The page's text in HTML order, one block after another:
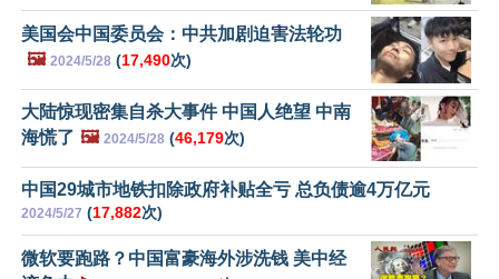
美国会中国委员会：中共加剧迫害法轮功
🖼️ 2024/5/28 (17,490次)
大陆惊现密集自杀大事件 中国人绝望 中南
海慌了 🖼️ 2024/5/28 (46,179次)
中国29城市地铁扣除政府补贴全亏 总负债逾4万亿元
2024/5/27 (17,882次)
微软要跑路？中国富豪海外涉洗钱 美中经